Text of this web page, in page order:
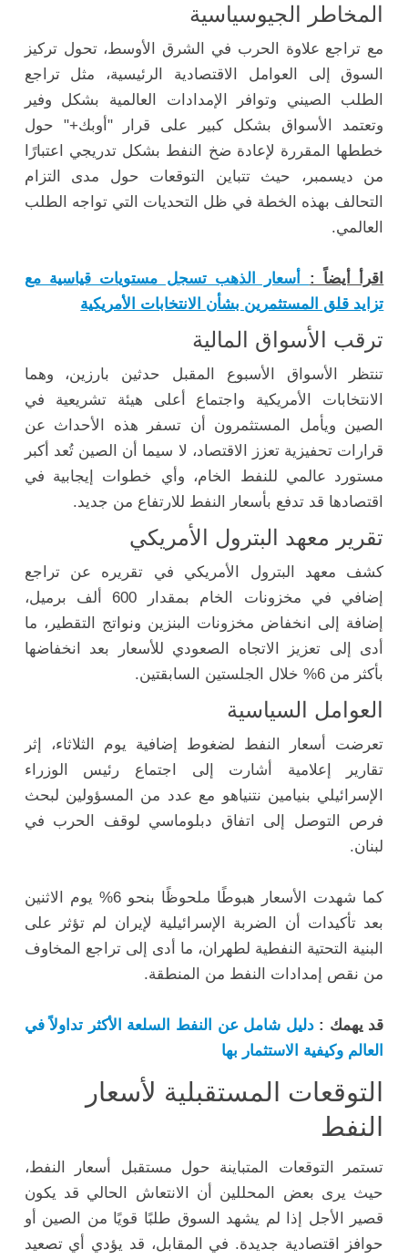
المخاطر الجيوسياسية
مع تراجع علاوة الحرب في الشرق الأوسط، تحول تركيز
السوق إلى العوامل الاقتصادية الرئيسية، مثل تراجع
الطلب الصيني وتوافر الإمدادات العالمية بشكل وفير
وتعتمد الأسواق بشكل كبير على قرار "أوبك+" حول
خططها المقررة لإعادة ضخ النفط بشكل تدريجي اعتبارًا
من ديسمبر، حيث تتباين التوقعات حول مدى التزام
التحالف بهذه الخطة في ظل التحديات التي تواجه الطلب
العالمي.
اقرأ أيضاً : أسعار الذهب تسجل مستويات قياسية مع
تزايد قلق المستثمرين بشأن الانتخابات الأمريكية
ترقب الأسواق المالية
تنتظر الأسواق الأسبوع المقبل حدثين بارزين، وهما
الانتخابات الأمريكية واجتماع أعلى هيئة تشريعية في
الصين ويأمل المستثمرون أن تسفر هذه الأحداث عن
قرارات تحفيزية تعزز الاقتصاد، لا سيما أن الصين تُعد أكبر
مستورد عالمي للنفط الخام، وأي خطوات إيجابية في
اقتصادها قد تدفع بأسعار النفط للارتفاع من جديد.
تقرير معهد البترول الأمريكي
كشف معهد البترول الأمريكي في تقريره عن تراجع
إضافي في مخزونات الخام بمقدار 600 ألف برميل،
إضافة إلى انخفاض مخزونات البنزين ونواتج التقطير، ما
أدى إلى تعزيز الاتجاه الصعودي للأسعار بعد انخفاضها
بأكثر من 6% خلال الجلستين السابقتين.
العوامل السياسية
تعرضت أسعار النفط لضغوط إضافية يوم الثلاثاء، إثر
تقارير إعلامية أشارت إلى اجتماع رئيس الوزراء
الإسرائيلي بنيامين نتنياهو مع عدد من المسؤولين لبحث
فرص التوصل إلى اتفاق دبلوماسي لوقف الحرب في
لبنان.
كما شهدت الأسعار هبوطًا ملحوظًا بنحو 6% يوم الاثنين
بعد تأكيدات أن الضربة الإسرائيلية لإيران لم تؤثر على
البنية التحتية النفطية لطهران، ما أدى إلى تراجع المخاوف
من نقص إمدادات النفط من المنطقة.
قد يهمك :دليل شامل عن النفط السلعة الأكثر تداولاً في
العالم وكيفية الاستثمار بها
التوقعات المستقبلية لأسعار
النفط
تستمر التوقعات المتباينة حول مستقبل أسعار النفط،
حيث يرى بعض المحللين أن الانتعاش الحالي قد يكون
قصير الأجل إذا لم يشهد السوق طلبًا قويًا من الصين أو
حوافز اقتصادية جديدة. في المقابل، قد يؤدي أي تصعيد